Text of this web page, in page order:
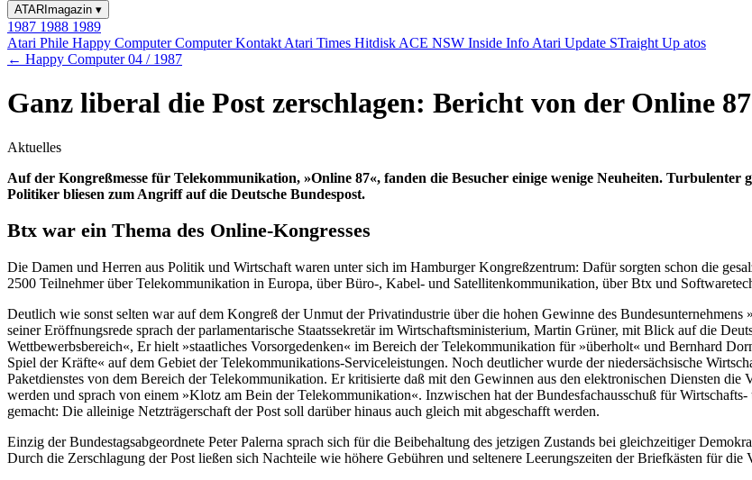
ATARImagazin ▾
1987 1988 1989
Atari Phile Happy ComputerComputer Kontakt Atari Times Hitdisk ACE NSW Inside Info Atari Update STraight Up atos
← Happy Computer 04 / 1987
Ganz liberal die Post zerschlagen: Bericht von der Online 87
Aktuelles
Auf der Kongreßmesse für Telekommunikation, »Online 87«, fanden die Besucher einige wenige Neuheiten. Turbulenter
Politiker bliesen zum Angriff auf die Deutsche Bundespost.
Btx war ein Thema des Online-Kongresses
Die Damen und Herren aus Politik und Wirtschaft waren unter sich im Hamburger Kongreßzentrum: Dafür sorgten schon die
2500 Teilnehmer über Telekommunikation in Europa, über Büro-, Kabel- und Satellitenkommunikation, über Btx und
Deutlich wie sonst selten war auf dem Kongreß der Unmut der Privatindustrie über die hohen Gewinne des
seiner Eröffnungsrede sprach der parlamentarische Staatssekretär im Wirtschaftsministerium, Martin Grüner, mit Blick auf die
Wettbewerbsbereich«, Er hielt »staatliches Vorsorgedenken« im Bereich der Telekommunikation für »überholt« und Bernhard
Spiel der Kräfte« auf dem Gebiet der Telekommunikations-Serviceleistungen. Noch deutlicher wurde der niedersächsische
Paketdienstes von dem Bereich der Telekommunikation. Er kritisierte daß mit den Gewinnen aus den elektronischen Diensten
werden und sprach von einem »Klotz am Bein der Telekommunikation«. Inzwischen hat der Bundesfachausschuß für
gemacht: Die alleinige Netzträgerschaft der Post soll darüber hinaus auch gleich mit abgeschafft werden.
Einzig der Bundestagsabgeordnete Peter Palerna sprach sich für die Beibehaltung des jetzigen Zustands bei gleichzeitiger
Durch die Zerschlagung der Post ließen sich Nachteile wie höhere Gebühren und seltenere Leerungszeiten der Briefkästen für